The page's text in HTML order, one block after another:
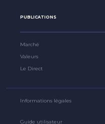
PUBLICATIONS
Marché
Valeurs
Le Direct
Informations légales
Guide utilisateur